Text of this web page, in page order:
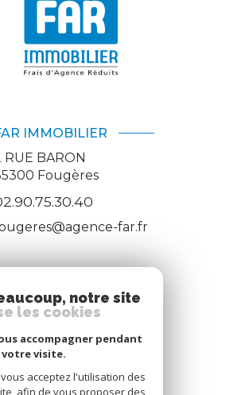
IMMOBILIER
RUE BARON
Fougères
far.fr
ADHÉRENTS
Nous adhérons
notre site
les cookies
accompagner pendant
votre visite.
acceptez l'utilisation des
afin de vous proposer des